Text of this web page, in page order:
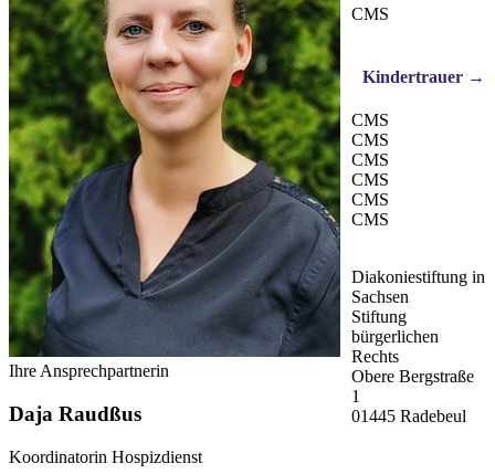
Ihre Ansprechpartnerin
Daja Raudßus
Koordinatorin Hospizdienst
CMS
Kindertrauer →
CMS
CMS
CMS
CMS
CMS
CMS
Diakoniestiftung in
Sachsen
Stiftung
bürgerlichen
Rechts
Obere Bergstraße
1
01445 Radebeul